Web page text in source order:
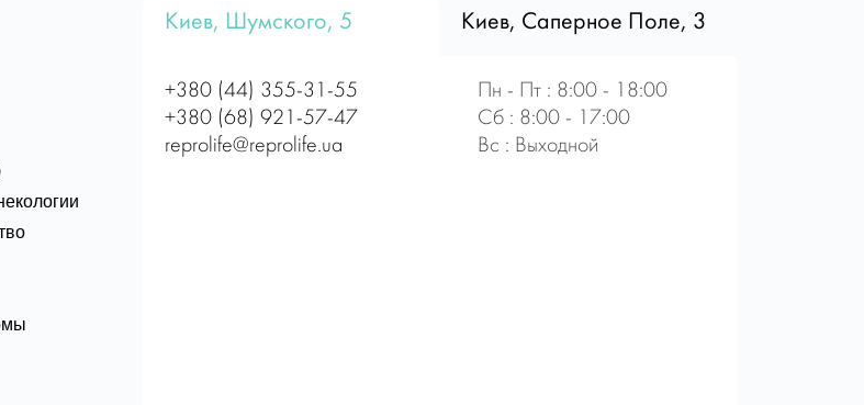
Киев, Шумского, 5 Киев, Саперное Поле, 3
+380 (44) 355-31-55
+380 (68) 921-57-47
reprolife@reprolife.ua
Пн - Пт : 8:00 - 18:00
Сб : 8:00 - 17:00
Вс : Выходной